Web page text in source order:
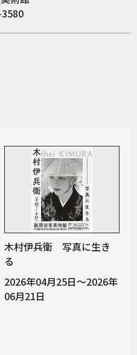
木村伊兵衛 写真に生き
る
2026年04月25日～2026年
06月21日